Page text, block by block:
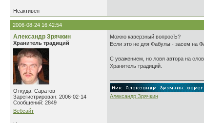
Неактивен
2006-08-24 16:42:54
Александр Зрячкин
Хранитель традиций
Откуда: Саратов
Зарегистрирован: 2006-02-14
Сообщений: 2849
Вебсайт
Можно каверзный вопросЪ?
Если это не для Фабулы - засем на
С уважением, но ловя автора на
Хранитель традиций.
Александр Зрячкин